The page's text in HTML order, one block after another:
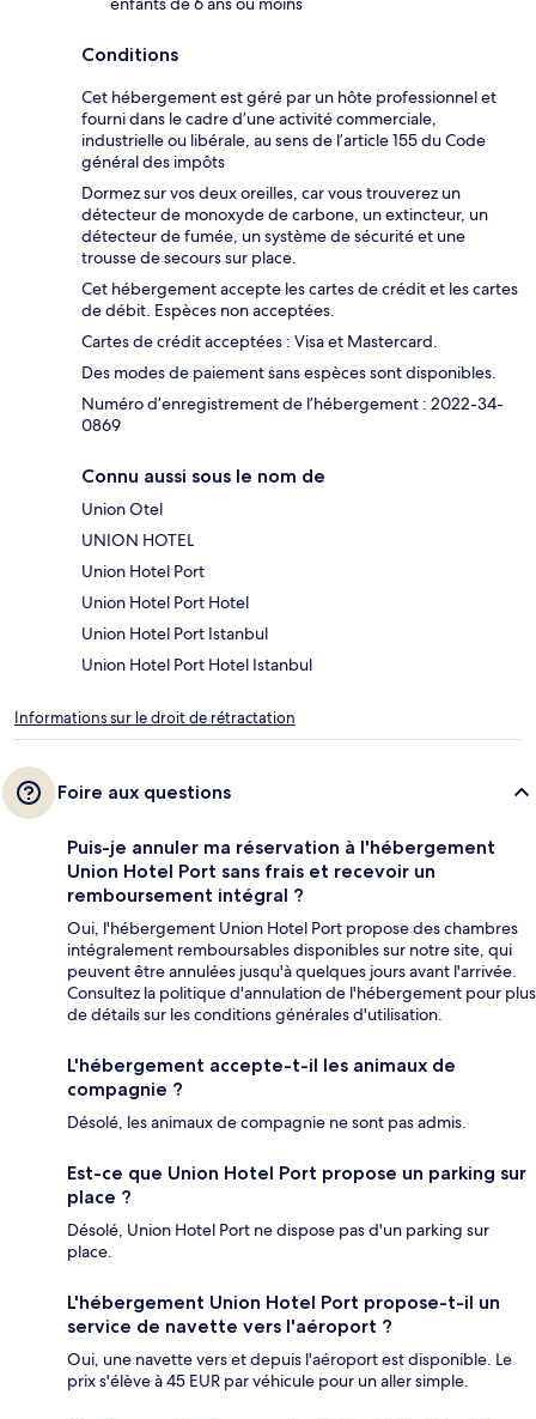
Conditions
Cet hébergement est géré par un hôte professionnel et
fourni dans le cadre d’une activité commerciale,
industrielle ou libérale, au sens de l’article 155 du Code
général des impôts
Dormez sur vos deux oreilles, car vous trouverez un
détecteur de monoxyde de carbone, un extincteur, un
détecteur de fumée, un système de sécurité et une
trousse de secours sur place.
Cet hébergement accepte les cartes de crédit et les cartes
de débit. Espèces non acceptées.
Cartes de crédit acceptées : Visa et Mastercard.
Des modes de paiement sans espèces sont disponibles.
Numéro d’enregistrement de l’hébergement : 2022-34-
0869
Connu aussi sous le nom de
Union Otel
UNION HOTEL
Union Hotel Port
Union Hotel Port Hotel
Union Hotel Port Istanbul
Union Hotel Port Hotel Istanbul
Informations sur le droit de rétractation
Foire aux questions
Puis-je annuler ma réservation à l'hébergement
Union Hotel Port sans frais et recevoir un
remboursement intégral ?
Oui, l'hébergement Union Hotel Port propose des chambres
intégralement remboursables disponibles sur notre site, qui
peuvent être annulées jusqu'à quelques jours avant l'arrivée.
Consultez la politique d'annulation de l'hébergement pour plus
de détails sur les conditions générales d'utilisation.
L'hébergement accepte-t-il les animaux de
compagnie ?
Désolé, les animaux de compagnie ne sont pas admis.
Est-ce que Union Hotel Port propose un parking sur
place ?
Désolé, Union Hotel Port ne dispose pas d'un parking sur
place.
L'hébergement Union Hotel Port propose-t-il un
service de navette vers l'aéroport ?
Oui, une navette vers et depuis l'aéroport est disponible. Le
prix s'élève à 45 EUR par véhicule pour un aller simple.